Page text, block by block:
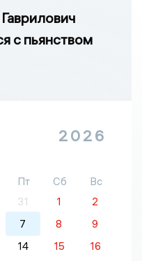
с пьянством
2026
Пт Сб
Вс
31 1
2
7 8
9
14 15
16